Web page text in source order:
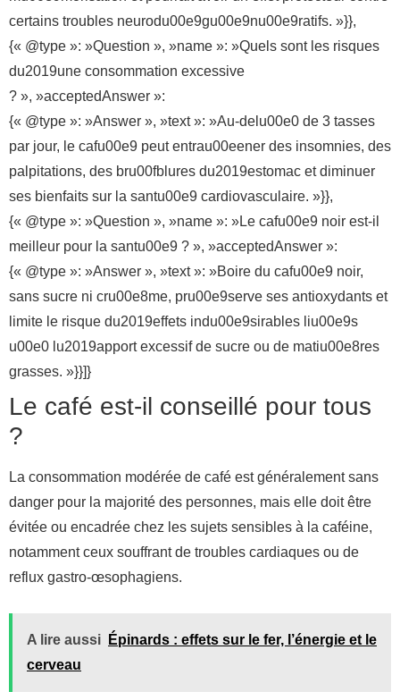
certains troubles neurodu00e9gu00e9nu00e9ratifs. »}},
{« @type »: »Question », »name »: »Quels sont les risques
du2019une consommation excessive
? », »acceptedAnswer »:
{« @type »: »Answer », »text »: »Au-delu00e0 de 3 tasses
par jour, le cafu00e9 peut entrau00eener des insomnies, des
palpitations, des bru00fblures du2019estomac et diminuer
ses bienfaits sur la santu00e9 cardiovasculaire. »}},
{« @type »: »Question », »name »: »Le cafu00e9 noir est-il
meilleur pour la santu00e9 ? », »acceptedAnswer »:
{« @type »: »Answer », »text »: »Boire du cafu00e9 noir,
sans sucre ni cru00e8me, pru00e9serve ses antioxydants et
limite le risque du2019effets indu00e9sirables liu00e9s
u00e0 lu2019apport excessif de sucre ou de matiu00e8res
grasses. »}}]}
Le café est-il conseillé pour tous
?
La consommation modérée de café est généralement sans
danger pour la majorité des personnes, mais elle doit être
évitée ou encadrée chez les sujets sensibles à la caféine,
notamment ceux souffrant de troubles cardiaques ou de
reflux gastro-œsophagiens.
A lire aussi
Épinards : effets sur le fer, l’énergie et le
cerveau